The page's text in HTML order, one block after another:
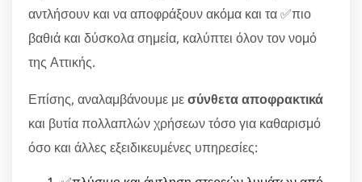
αντλήσουν και να αποφράξουν ακόμα και τα ✅πιο
βαθιά και δύσκολα σημεία, καλύπτει όλον τον νομό
της Αττικής.
Επίσης, αναλαμβάνουμε μεσύνθετα αποφρακτικά
και βυτία πολλαπλών χρήσεων τόσο για καθαρισμό
όσο και άλλες εξειδικευμένες υπηρεσίες: